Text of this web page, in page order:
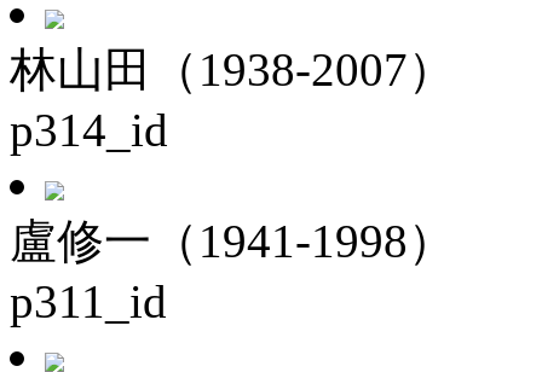
林山田（1938-2007）
p314_id
盧修一（1941-1998）
p311_id